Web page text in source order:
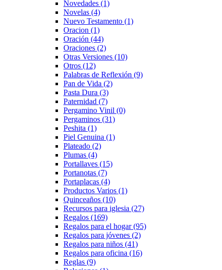
Novedades (1)
Novelas (4)
Nuevo Testamento (1)
Oracion (1)
Oración (44)
Oraciones (2)
Otras Versiones (10)
Otros (12)
Palabras de Reflexión (9)
Pan de Vida (2)
Pasta Dura (3)
Paternidad (7)
Pergamino Vinil (0)
Pergaminos (31)
Peshita (1)
Piel Genuina (1)
Plateado (2)
Plumas (4)
Portallaves (15)
Portanotas (7)
Portaplacas (4)
Productos Varios (1)
Quinceaños (10)
Recursos para iglesia (27)
Regalos (169)
Regalos para el hogar(95)
Regalos para jóvenes (2)
Regalos para niños (41)
Regalos para oficina (16)
Reglas (9)